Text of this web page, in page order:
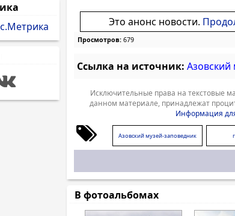
Это анонс новости.
Просмотров: 679
Ссылка на источник: Азовский
Исключительные права на текстовые
данном материале, принадлежат
Информация
Азовский музей-заповедник
В фотоальбомах